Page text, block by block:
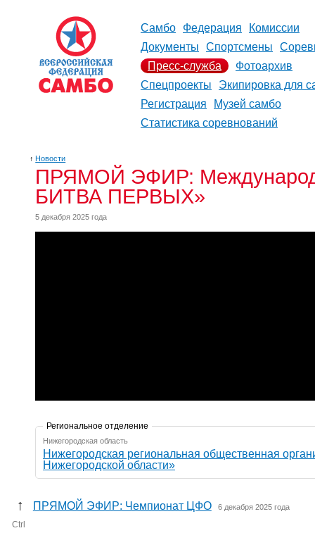
Самбо Федерация
Комиссии
Документы
Спортсмены
Пресс-служба
Фотоархив
Спецпроекты
Экипировка для
Регистрация
Музей самбо
Статистика соревнований
↑ Новости
ПРЯМОЙ ЭФИР:
БИТВА ПЕРВЫХ»
5 декабря 2025 года
Региональное отделение
Нижегородская область
Нижегородская региональная общественная
Нижегородской области»
↑ ПРЯМОЙ ЭФИР: Чемпионат ЦФО 6 декабря 2025 года
Ctrl